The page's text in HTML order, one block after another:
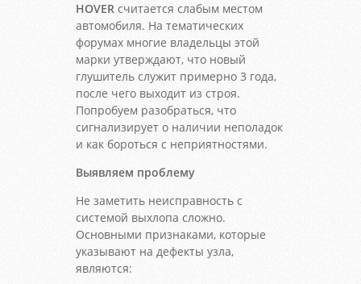
HOVER считается слабым местом
автомобиля. На тематических
форумах многие владельцы этой
марки утверждают, что новый
глушитель служит примерно 3 года,
после чего выходит из строя.
Попробуем разобраться, что
сигнализирует о наличии неполадок
и как бороться с неприятностями.
Выявляем проблему
Не заметить неисправность с
системой выхлопа сложно.
Основными признаками, которые
указывают на дефекты узла,
являются: